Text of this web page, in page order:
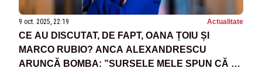
9 oct. 2025, 22:19 Actualitate
CE AU DISCUTAT, DE FAPT, OANA ȚOIU ȘI
MARCO RUBIO? ANCA ALEXANDRESCU
ARUNCĂ BOMBA: ”SURSELE MELE SPUN CĂ S-